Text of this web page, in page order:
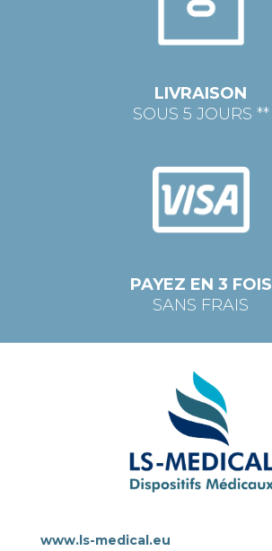
LIVRAISON
SOUS 5 JOURS **
PAYEZ EN 3 FOIS
SANS FRAIS
www.ls-medical.eu